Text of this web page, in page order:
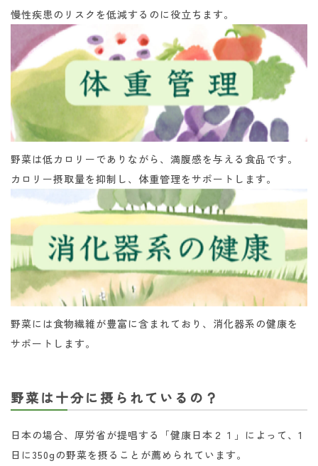
慢性疾患のリスクを低減するのに役立ちます。
野菜は低カロリーでありながら、満腹感を与える食品です。
カロリー摂取量を抑制し、体重管理をサポートします。
野菜には食物繊維が豊富に含まれており、消化器系の健康を
サポートします。
野菜は十分に摂られているの？
日本の場合、厚労省が提唱する「健康日本２１」によって、1
日に350gの野菜を摂ることが薦められています。